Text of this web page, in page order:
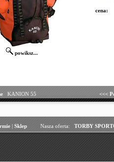
powiksz...
cena:
KANION 55 <<<
Sklep Nasza oferta: TORBY